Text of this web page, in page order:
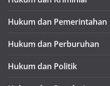
Hukum dan Pemerintahan
Hukum dan Perburuhan
Hukum dan Politik